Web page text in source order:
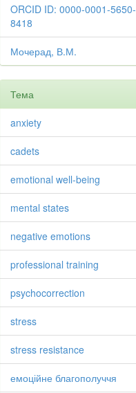
ORCID ID: 0000-0001-5650-
8418
Мочерад, В.М.
Тема
anxiety
cadets
emotional well-being
mental states
negative emotions
professional training
psychocorrection
stress
stress resistance
емоційне благополуччя